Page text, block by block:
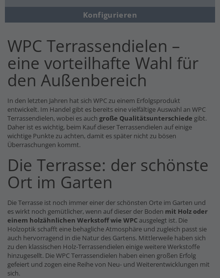
Konfigurieren
WPC Terrassendielen –
eine vorteilhafte Wahl für
den Außenbereich
In den letzten Jahren hat sich WPC zu einem Erfolgsprodukt
entwickelt. Im Handel gibt es bereits eine vielfältige Auswahl an WPC
Terrassendielen, wobei es auch große Qualitätsunterschiede gibt.
Daher ist es wichtig, beim Kauf dieser Terrassendielen auf einige
wichtige Punkte zu achten, damit es später nicht zu bösen
Überraschungen kommt.
Die Terrasse: der schönste
Ort im Garten
Die Terrasse ist noch immer einer der schönsten Orte im Garten und
es wirkt noch gemütlicher, wenn auf dieser der Boden mit Holz oder
einem holzähnlichen Werkstoff wie WPCausgelegt ist. Die
Holzoptik schafft eine behagliche Atmosphäre und zugleich passt sie
auch hervorragend in die Natur des Gartens. Mittlerweile haben sich
zu den klassischen Holz-Terrassendielen einige weitere Werkstoffe
hinzugesellt. Die WPC Terrassendielen haben einen großen Erfolg
gefeiert und zogen eine Reihe von Neu- und Weiterentwicklungen mit
sich.